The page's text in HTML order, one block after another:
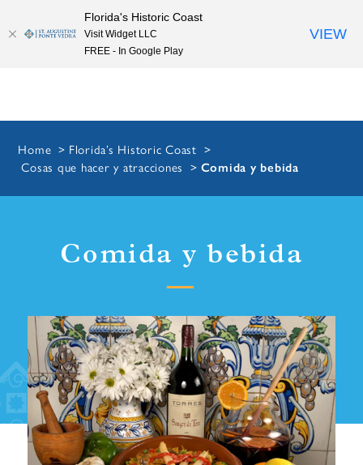
Skip to content
Home
Florida’s Historic Coast
Cosas que hacer y atracciones
Comida y bebida
Comida y bebida
Florida's Historic Coast
Visit Widget LLC
FREE - In Google Play
VIEW